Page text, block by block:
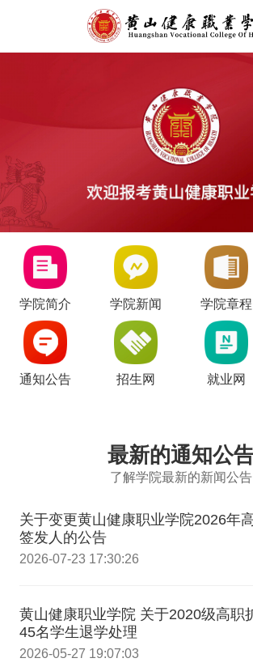
学院简介 学院新闻 学院章程
通知公告 招生网 就业网
最新的通知公
了解学院最新的新闻公告
关于变更黄山健康职业学院2026年
签发人的公告
2026-07-23 17:30:26
黄山健康职业学院 关于2020级高职
45名学生退学处理
2026-05-27 19:07:03